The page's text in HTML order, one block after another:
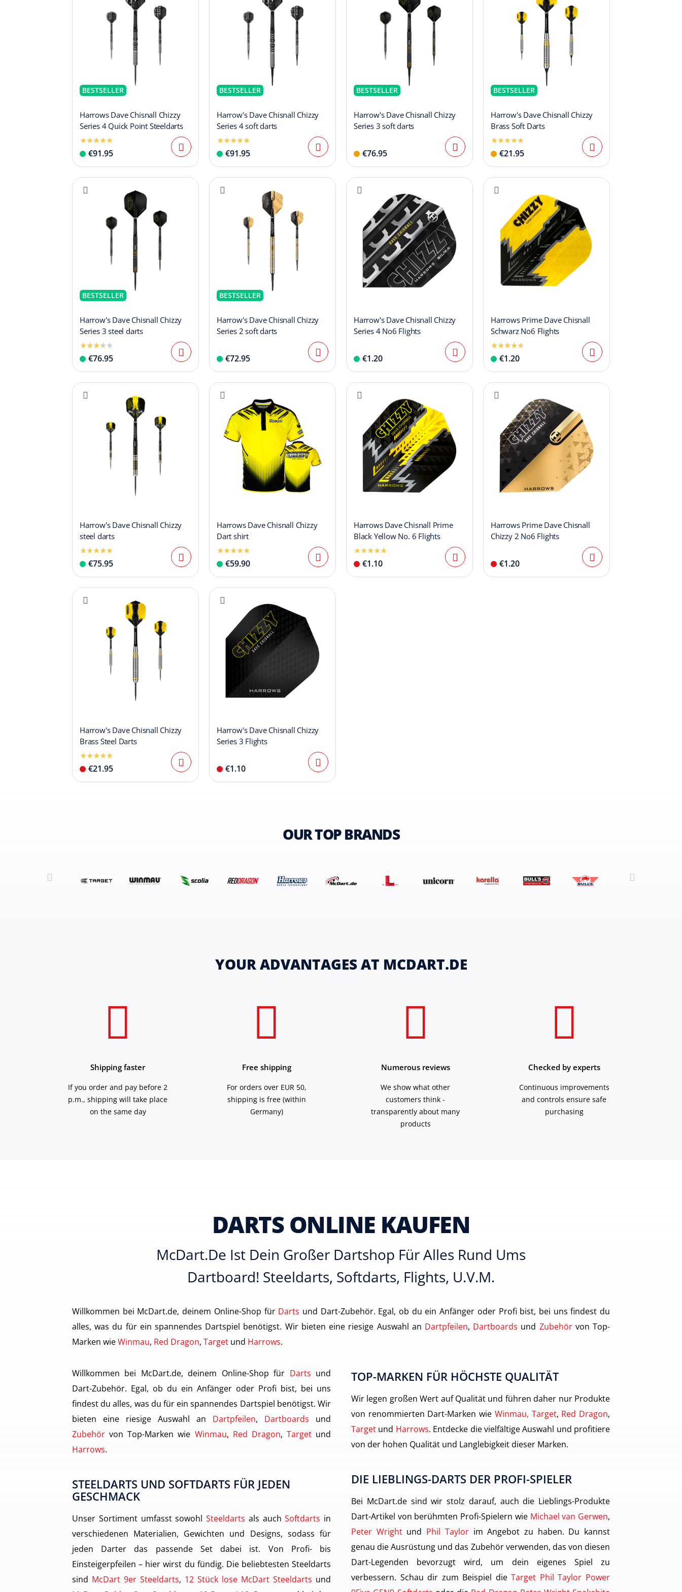
BESTSELLER
Harrows Dave Chisnall Chizzy
Series 4 Quick Point Steeldarts
€91.95
BESTSELLER
Harrow's Dave Chisnall Chizzy
Series 4 soft darts
€91.95
BESTSELLER
Harrow's Dave Chisnall Chizzy
Series 3 soft darts
€76.95
BESTSELLER
Harrow's Dave Chisnall Chizzy
Brass Soft Darts
€21.95
BESTSELLER
Harrow's Dave Chisnall Chizzy
Series 3 steel darts
€76.95
BESTSELLER
Harrow's Dave Chisnall Chizzy
Series 2 soft darts
€72.95
Harrow's Dave Chisnall Chizzy
Series 4 No6 Flights
€1.20
Harrows Prime Dave Chisnall
Schwarz No6 Flights
€1.20
Harrow's Dave Chisnall Chizzy
steel darts
€75.95
Harrows Dave Chisnall Chizzy
Dart shirt
€59.90
Harrows Dave Chisnall Prime
Black Yellow No. 6 Flights
€1.10
Harrows Prime Dave Chisnall
Chizzy 2 No6 Flights
€1.20
Harrow's Dave Chisnall Chizzy
Brass Steel Darts
€21.95
Harrow's Dave Chisnall Chizzy
Series 3 Flights
€1.10
OUR TOP BRANDS
YOUR ADVANTAGES AT MCDART.DE
Shipping faster
If you order and pay before 2
p.m., shipping will take place
on the same day
Free shipping
For orders over EUR 50,
shipping is free (within
Germany)
Numerous reviews
We show what other
customers think -
transparently about many
products
Checked by experts
Continuous improvements
and controls ensure safe
purchasing
DARTS ONLINE KAUFEN
McDart.de Ist Dein Großer Dartshop Für Alles Rund Ums
Dartboard! Steeldarts, Softdarts, Flights, U.v.m.
Willkommen bei McDart.de, deinem Online-Shop für Darts und Dart-Zubehör. Egal, ob du ein Anfänger oder Profi bist, bei uns findest du
alles, was du für ein spannendes Dartspiel benötigst. Wir bieten eine riesige Auswahl an Dartpfeilen, Dartboards und Zubehörvon Top-
Marken wieWinmau, Red Dragon, Target und Harrows.
Willkommen bei McDart.de, deinem Online-Shop für Darts und
Dart-Zubehör. Egal, ob du ein Anfänger oder Profi bist, bei uns
findest du alles, was du für ein spannendes Dartspiel benötigst. Wir
bieten eine riesige Auswahl an Dartpfeilen, Dartboards und
Zubehör von Top-Marken wie Winmau, Red Dragon, Targetund
Harrows.
STEELDARTS UND SOFTDARTS FÜR JEDEN
GESCHMACK
Unser Sortiment umfasst sowohl Steeldarts als auchSoftdarts in
verschiedenen Materialien, Gewichten und Designs, sodass für
jeden Darter das passende Set dabei ist. Von Profi- bis
Einsteigerpfeilen – hier wirst du fündig. Die beliebtesten Steeldarts
sind McDart 9er Steeldarts, 12 Stück lose McDart Steeldarts und
TOP-MARKEN FÜR HÖCHSTE QUALITÄT
Wir legen großen Wert auf Qualität und führen daher nur Produkte
von renommierten Dart-Marken wie Winmau, Target, Red Dragon,
Target und Harrows. Entdecke die vielfältige Auswahl und profitiere
von der hohen Qualität und Langlebigkeit dieser Marken.
DIE LIEBLINGS-DARTS DER PROFI-SPIELER
Bei McDart.de sind wir stolz darauf, auch die Lieblings-Produkte
Dart-Artikel von berühmten Profi-Spielern wie Michael van Gerwen,
Peter Wrightund Phil Taylorim Angebot zu haben. Du kannst
genau die Ausrüstung und das Zubehör verwenden, das von diesen
Dart-Legenden bevorzugt wird, um dein eigenes Spiel zu
verbessern. Schau dir zum Beispiel dieTarget Phil Taylor Power